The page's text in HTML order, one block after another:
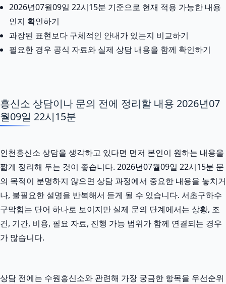
2026년07월09일 22시15분 기준으로 현재 적용 가능한 내용
인지 확인하기
과장된 표현보다 구체적인 안내가 있는지 비교하기
필요한 경우 공식 자료와 실제 상담 내용을 함께 확인하기
흥신소 상담이나 문의 전에 정리할 내용 2026년07
월09일 22시15분
인천흥신소 상담을 생각하고 있다면 먼저 본인이 원하는 내용을
짧게 정리해 두는 것이 좋습니다. 2026년07월09일 22시15분 문
의 목적이 분명하지 않으면 상담 과정에서 중요한 내용을 놓치거
나, 불필요한 설명을 반복해서 듣게 될 수 있습니다. 서초구하수
구막힘는 단어 하나로 보이지만 실제 문의 단계에서는 상황, 조
건, 기간, 비용, 필요 자료, 진행 가능 범위가 함께 연결되는 경우
가 많습니다.
상담 전에는 수원흥신소와 관련해 가장 궁금한 항목을 우선순위